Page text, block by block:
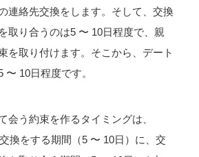
連絡先交換をします。そして、交換
取り合うのは5 〜 10日程度で、親
を取り付けます。そこから、デート
10日程度です。
会う約束を作るタイミングは、
換をする期間（5 〜 10日）に、交